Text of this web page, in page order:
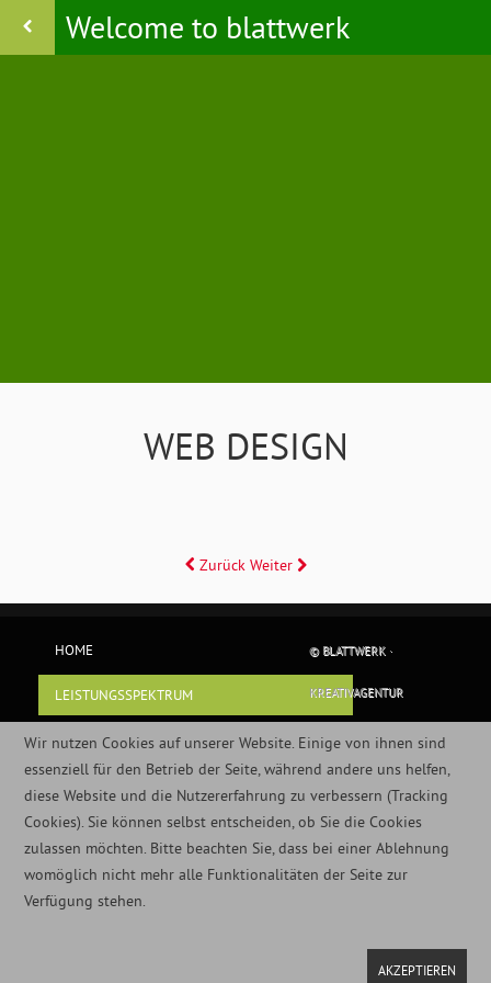
Welcome to blattwerk
WEB DESIGN
Zurück Weiter
HOME
LEISTUNGSSPEKTRUM
BLATTWERKER
IMPRESSUM
DATENSCHUTZERKLÄRUNG
© BLATTWERK ·
KREATIVAGENTUR
Wir nutzen Cookies auf unserer Website. Einige von ihnen sind
essenziell für den Betrieb der Seite, während andere uns helfen,
diese Website und die Nutzererfahrung zu verbessern (Tracking
Cookies). Sie können selbst entscheiden, ob Sie die Cookies
zulassen möchten. Bitte beachten Sie, dass bei einer Ablehnung
womöglich nicht mehr alle Funktionalitäten der Seite zur
Verfügung stehen.
AKZEPTIEREN